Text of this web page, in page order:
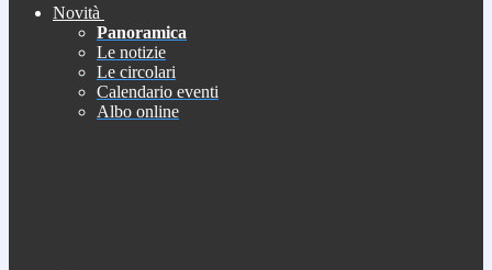
Novità
Panoramica
Le notizie
Le circolari
Calendario eventi
Albo online